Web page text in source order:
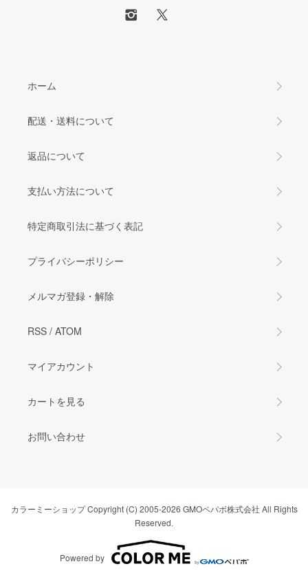
ホーム
配送・送料について
返品について
支払い方法について
特定商取引法に基づく表記
プライバシーポリシー
メルマガ登録・解除
RSS / ATOM
マイアカウント
カートを見る
お問い合わせ
カラーミーショップCopyright (C) 2005-2026 GMOペパボ株式会社 All Rights
Reserved.
Powered by